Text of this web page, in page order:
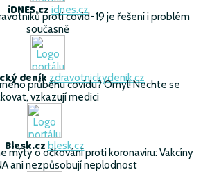
iDNES.cz idnes.cz
proti covid-19 je řešení i problém
současně
deník zdravotnickydenik.cz
průběhu covidu? Omyl! Nechte se
vzkazují medici
Blesk.cz blesk.cz
mýty o očkování proti koronaviru: Vakcíny
ani nezpůsobují neplodnost